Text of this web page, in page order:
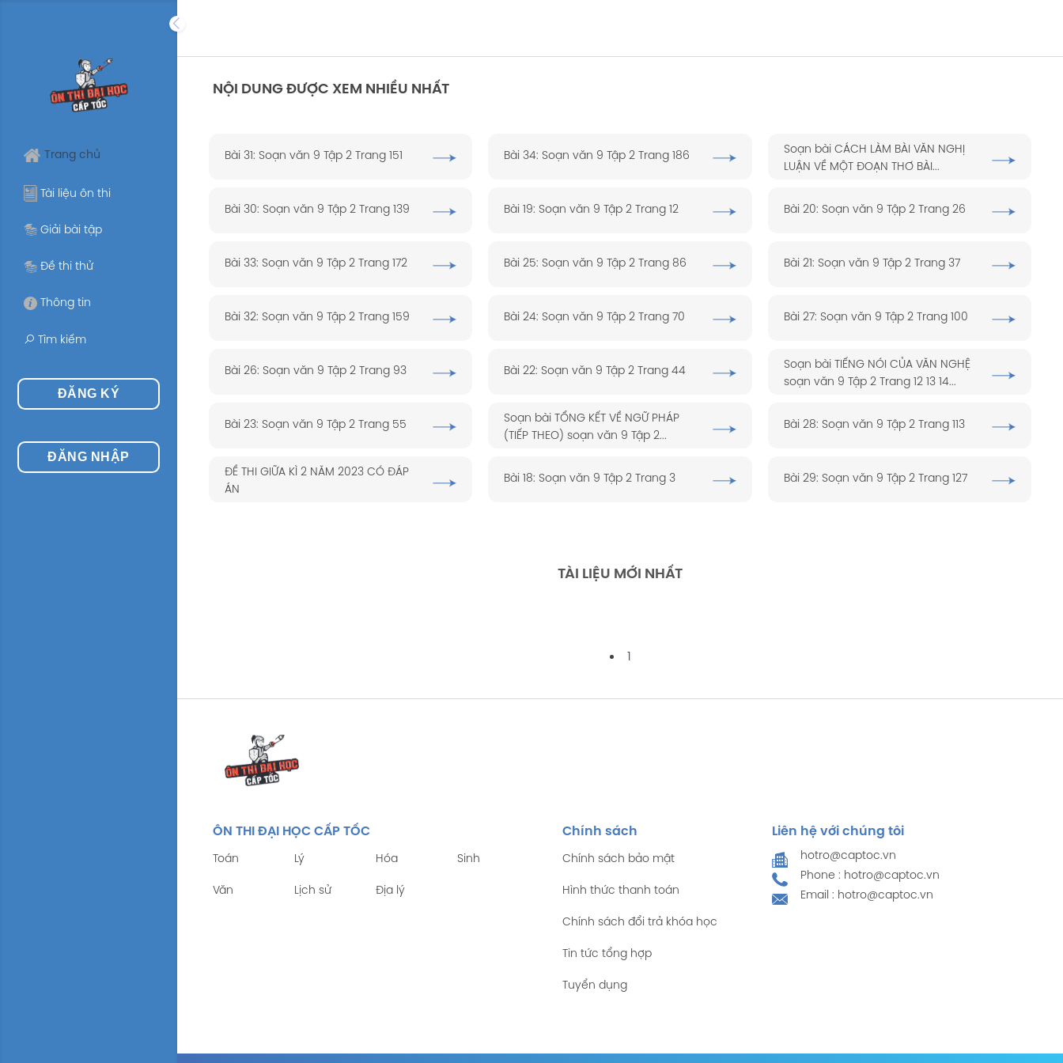
Trang chủ
Tài liệu ôn thi
Giải bài tập
Đề thi thử
Thông tin
Tìm kiếm
ĐĂNG KÝ
ĐĂNG NHẬP
NỘI DUNG ĐƯỢC XEM NHIỀU NHẤT
Bài 31: Soạn văn 9 Tập 2 Trang 151 Bài 34: Soạn văn 9 Tập 2 Trang 186
Soạn bài CÁCH LÀM BÀI VĂN NGHỊ
LUẬN VỀ MỘT ĐOẠN THƠ BÀI...
Bài 30: Soạn văn 9 Tập 2 Trang 139 Bài 19: Soạn văn 9 Tập 2 Trang 12 Bài 20: Soạn văn 9 Tập 2 Trang 26
Bài 33: Soạn văn 9 Tập 2 Trang 172 Bài 25: Soạn văn 9 Tập 2 Trang 86 Bài 21: Soạn văn 9 Tập 2 Trang 37
Bài 32: Soạn văn 9 Tập 2 Trang 159 Bài 24: Soạn văn 9 Tập 2 Trang 70 Bài 27: Soạn văn 9 Tập 2 Trang 100
Bài 26: Soạn văn 9 Tập 2 Trang 93 Bài 22: Soạn văn 9 Tập 2 Trang 44
Soạn bài TIẾNG NÓI CỦA VĂN NGHỆ
soạn văn 9 Tập 2 Trang 12 13 14...
Bài 23: Soạn văn 9 Tập 2 Trang 55
Soạn bài TỔNG KẾT VỀ NGỮ PHÁP
(TIẾP THEO) soạn văn 9 Tập 2...
Bài 28: Soạn văn 9 Tập 2 Trang 113
ĐỀ THI GIỮA KÌ 2 NĂM 2023 CÓ ĐÁP
ÁN
Bài 18: Soạn văn 9 Tập 2 Trang 3 Bài 29: Soạn văn 9 Tập 2 Trang 127
TÀI LIỆU MỚI NHẤT
1
ÔN THI ĐẠI HỌC CẤP TỐC
Toán Lý Hóa Sinh
Văn Lịch sử Địa lý
Chính sách
Chính sách bảo mật
Hình thức thanh toán
Chính sách đổi trả khóa học
Tin tức tổng hợp
Tuyển dụng
Liên hệ với chúng tôi
hotro@captoc.vn
Phone : hotro@captoc.vn
Email : hotro@captoc.vn